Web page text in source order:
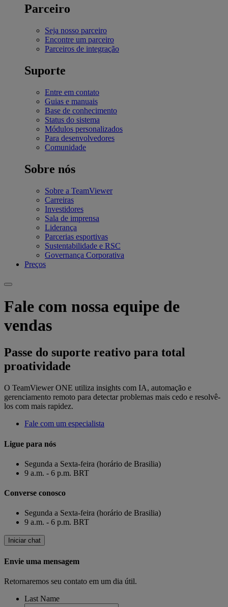
Parceiro
Seja nosso parceiro
Encontre um parceiro
Parceiros de integração
Suporte
Entre em contato
Guias e manuais
Base de conhecimento
Status do sistema
Módulos personalizados
Para desenvolvedores
Comunidade
Sobre nós
Sobre a TeamViewer
Carreiras
Investidores
Sala de imprensa
Liderança
Parcerias esportivas
Sustentabilidade e RSC
Governança Corporativa
Preços
Fale com nossa equipe de
vendas
Passe do suporte reativo para total
proatividade
O TeamViewer ONE utiliza insights com IA, automação e
gerenciamento remoto para detectar problemas mais cedo e resolvê-
los com mais rapidez.
Fale com um especialista
Ligue para nós
Segunda a Sexta-feira (horário de Brasilia)
9 a.m. - 6 p.m. BRT
Converse conosco
Segunda a Sexta-feira (horário de Brasilia)
9 a.m. - 6 p.m. BRT
Iniciar chat
Envie uma mensagem
Retornaremos seu contato em um dia útil.
Last Name